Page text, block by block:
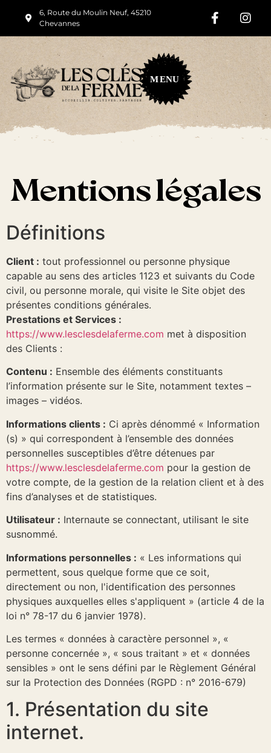
6, Route du Moulin Neuf, 45210
Chevannes
MENU
Mentions légales
Définitions
Client : tout professionnel ou personne physique
capable au sens des articles 1123 et suivants du Code
civil, ou personne morale, qui visite le Site objet des
présentes conditions générales.
Prestations et Services :
https://www.lesclesdelaferme.com met à disposition
des Clients :
Contenu : Ensemble des éléments constituants
l’information présente sur le Site, notamment textes –
images – vidéos.
Informations clients : Ci après dénommé « Information
(s) » qui correspondent à l’ensemble des données
personnelles susceptibles d’être détenues par
https://www.lesclesdelaferme.com pour la gestion de
votre compte, de la gestion de la relation client et à des
fins d’analyses et de statistiques.
Utilisateur : Internaute se connectant, utilisant le site
susnommé.
Informations personnelles : « Les informations qui
permettent, sous quelque forme que ce soit,
directement ou non, l'identification des personnes
physiques auxquelles elles s'appliquent » (article 4 de la
loi n° 78-17 du 6 janvier 1978).
Les termes « données à caractère personnel », «
personne concernée », « sous traitant » et « données
sensibles » ont le sens défini par le Règlement Général
sur la Protection des Données (RGPD : n° 2016-679)
1. Présentation du site
internet.